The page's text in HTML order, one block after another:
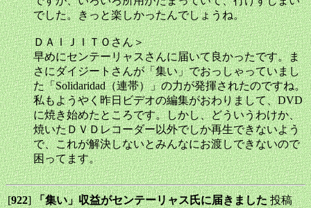
でした。きっと楽しかったんでしょうね。
ＤＡＩＪＩＴＯさん＞
早めにセンテーリャスさんに届いて良かったです。ま
さにダイジートさんが「集い」でおっしゃっていまし
た「Solidaridad（連帯）」の力が発揮されたのですね。
私もようやく昨日ビデオの編集がおわりまして、DVD
に焼き始めたところです。しかし、どういうわけか、
焼いたＤＶＤレコーダー以外でしか再生できないよう
で、これが解決しないとみんなにお渡しできないので
困ってます。
[922]「集い」収益がセンテーリャス氏に届きました投稿